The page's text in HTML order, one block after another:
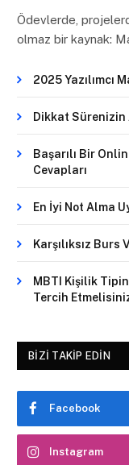
Ödevlerde,
olmaz bir kaynak:
2025 Yazılımcı
Dikkat Sürenizin
Başarılı Bir
Cevapları
En İyi Not Alma
Karşılıksız Burs
MBTI Kişilik
Tercih
BIZI TAKIP EDIN
Facebook
Instagram